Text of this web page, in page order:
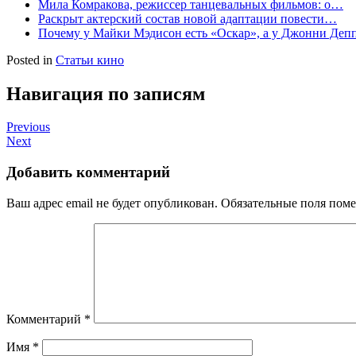
Мила Комракова, режиссер танцевальных фильмов: о…
Раскрыт актерский состав новой адаптации повести…
Почему у Майки Мэдисон есть «Оскар», а у Джонни
Posted in Статьи кино
Навигация по записям
Previous
Next
Добавить комментарий
Ваш адрес email не будет опубликован. Обязательные поля
Комментарий *
Имя *